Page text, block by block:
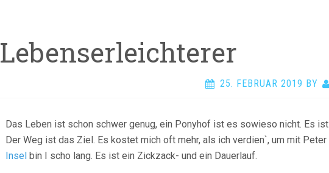
Lebenserleichterer
25. FEBRUAR 2019 BY
Das Leben ist schon schwer genug, ein Ponyhof ist es sowieso nicht. Es
Der Weg ist das Ziel. Es kostet mich oft mehr, als ich verdien`, um mit
Insel bin I scho lang. Es ist ein Zickzack- und ein Dauerlauf.